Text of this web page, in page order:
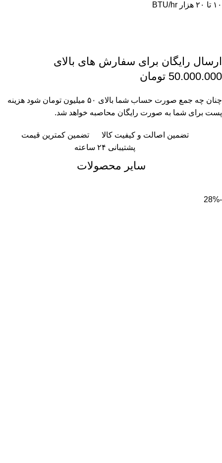
۱۰ تا ۲۰ هزار BTU/hr
ارسال رایگان برای سفارش های بالای
50.000.000 تومان
چنان چه جمع صورت حساب شما بالای ۵۰ میلیون تومان شود هزینه
پست برای شما به صورت رایگان محاصبه خواهد شد.
تضمین اصالت و کیفیت کالا
تضمین کمترین قیمت
پشتیبانی ۲۴ ساعته
سایر محصولات
-28%